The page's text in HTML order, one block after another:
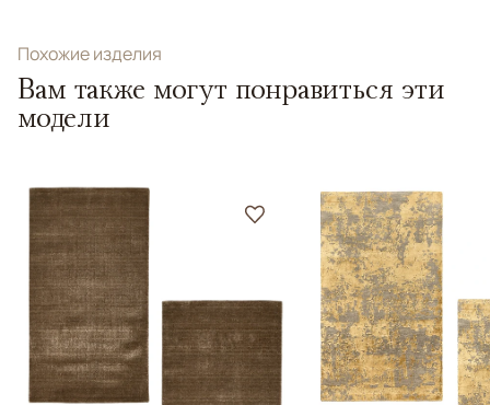
Похожие изделия
Вам также могут понравиться эти
модели